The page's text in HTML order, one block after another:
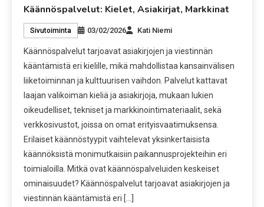
Käännöspalvelut: Kielet, Asiakirjat, Markkinat
Sivutoiminta 03/02/2026 Kati Niemi
Käännöspalvelut tarjoavat asiakirjojen ja viestinnän
kääntämistä eri kielille, mikä mahdollistaa kansainvälisen
liiketoiminnan ja kulttuurisen vaihdon. Palvelut kattavat
laajan valikoiman kieliä ja asiakirjoja, mukaan lukien
oikeudelliset, tekniset ja markkinointimateriaalit, sekä
verkkosivustot, joissa on omat erityisvaatimuksensa.
Erilaiset käännöstyypit vaihtelevat yksinkertaisista
käännöksistä monimutkaisiin paikannusprojekteihin eri
toimialoilla. Mitkä ovat käännöspalveluiden keskeiset
ominaisuudet? Käännöspalvelut tarjoavat asiakirjojen ja
viestinnän kääntämistä eri […]